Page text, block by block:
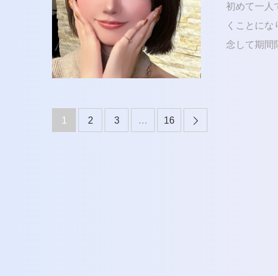
初めて一人
くことに
念して期間
1 2 3 … 16 